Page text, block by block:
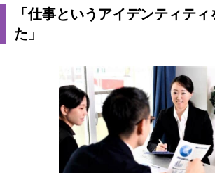
「仕事というアイデンティテ
た」